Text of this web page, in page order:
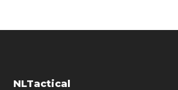
NLTactical